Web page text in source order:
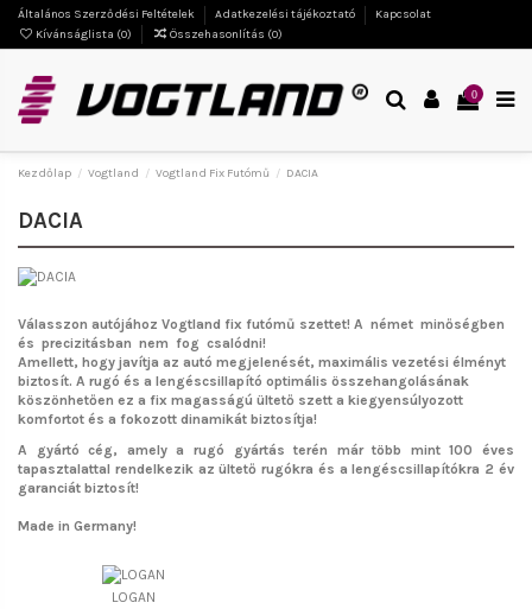
Általános Szerződési Feltételek Adatkezelési tájékoztató
Kapcsolat
Kívánságlista (0) Összehasonlítás (0)
0
Kezdőlap Vogtland Vogtland Fix Futómű DACIA
DACIA
Válasszon autójához Vogtland fix futómű szettet! A német minőségben
és precizitásban nem fog csalódni!
Amellett, hogy javítja az autó megjelenését, maximális vezetési élményt
biztosít. A rugó és a lengéscsillapító optimális összehangolásának
köszönhetően ez a fix magasságú ültető szett a kiegyensúlyozott
komfortot és a fokozott dinamikát biztosítja!
A gyártó cég, amely a rugó gyártás terén már több mint 100 éves
tapasztalattal rendelkezik az ültető rugókra és a lengéscsillapítókra 2 év
garanciát biztosít!
Made in Germany!
LOGAN